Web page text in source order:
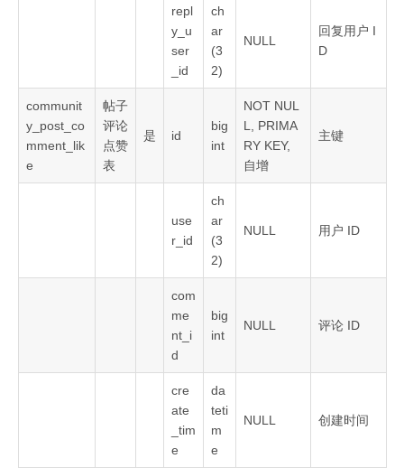
repl
y_u
ser
_id
ch
ar
(3
2)
NULL
回复用户 I
D
communit
y_post_co
mment_lik
e
帖子
评论
点赞
表
是 id
big
int
NOT NUL
L, PRIMA
RY KEY,
自增
主键
use
r_id
ch
ar
(3
2)
NULL 用户 ID
com
me
nt_i
d
big
int
NULL 评论 ID
cre
ate
_tim
e
da
teti
m
e
NULL 创建时间